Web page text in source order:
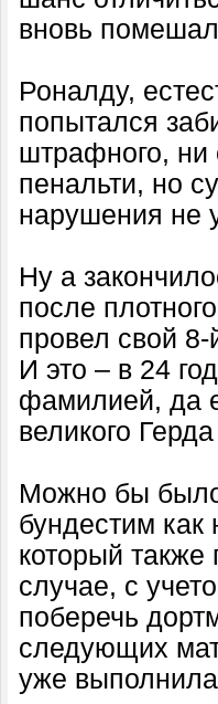
вновь
Роналду,
попытался
штрафного, ни
пенальти, но
нарушения не
Ну а
после
провел свой
И это – в 24
фамилией, да
великого
Можно бы было
бундестим
который
случае, с
поберечь
следующих
уже